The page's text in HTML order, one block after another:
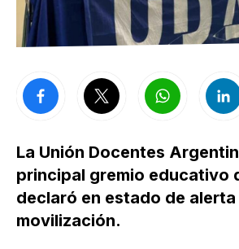
La Unión Docentes
principal gremio educativo
declaró en estado de alerta
movilización.